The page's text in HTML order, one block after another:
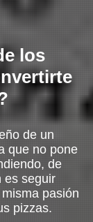
los
de un
que no pone
de
es seguir
pasión
pizzas.